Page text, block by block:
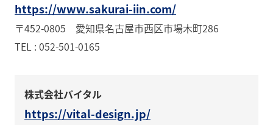
https://www.sakurai-iin.com/
〒452-0805 愛知県名古屋市西区市場木町286
TEL : 052-501-0165
株式会社バイタル
https://vital-design.jp/